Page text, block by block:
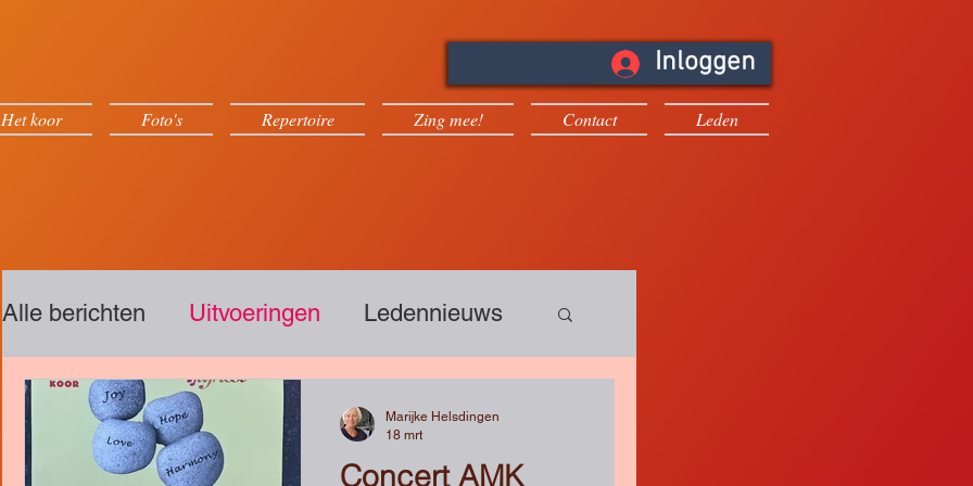
Inloggen
Het koor Foto's Repertoire Zing mee! Contact Leden
Alle berichten Uitvoeringen Ledennieuws
Events Foto's Onze Muziek
Concert AMK
Marijke Helsdingen
18 mrt